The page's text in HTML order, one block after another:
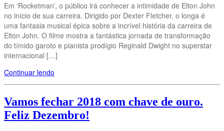
Em ‘Rocketman’, o público irá conhecer a intimidade de Elton John
no início de sua carreira. Dirigido por Dexter Fletcher, o longa é
uma fantasia musical épica sobre a incrível história da carreira de
Elton John. O filme mostra a fantástica jornada de transformação
do tímido garoto e pianista prodígio Reginald Dwight no superstar
internacional […]
Continuar lendo
Vamos fechar 2018 com chave de ouro.
Feliz Dezembro!